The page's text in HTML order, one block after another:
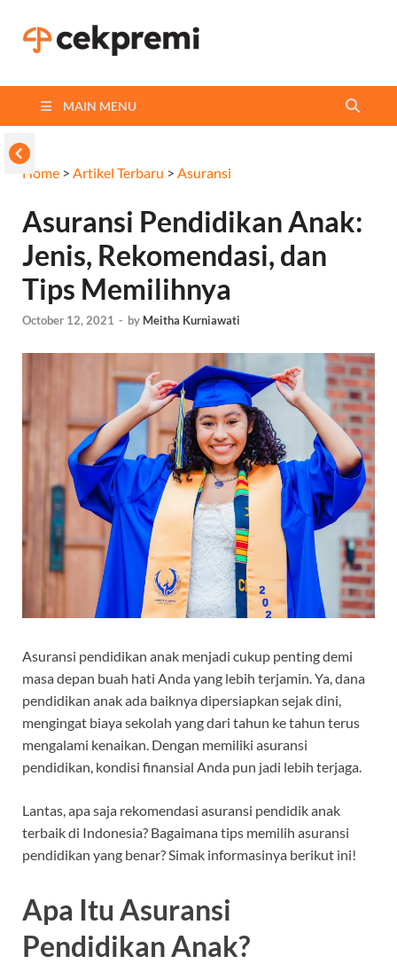
MAIN MENU
Home > Artikel Terbaru > Asuransi
Asuransi Pendidikan Anak:
Jenis, Rekomendasi, dan
Tips Memilihnya
October 12, 2021 - by Meitha Kurniawati
Asuransi pendidikan anak menjadi cukup penting demi
masa depan buah hati Anda yang lebih terjamin. Ya, dana
pendidikan anak ada baiknya dipersiapkan sejak dini,
mengingat biaya sekolah yang dari tahun ke tahun terus
mengalami kenaikan. Dengan memiliki asuransi
pendidikan, kondisi finansial Anda pun jadi lebih terjaga.
Lantas, apa saja rekomendasi asuransi pendidik anak
terbaik di Indonesia? Bagaimana tips memilih asuransi
pendidikan yang benar? Simak informasinya berikut ini!
Apa Itu Asuransi
Pendidikan Anak?